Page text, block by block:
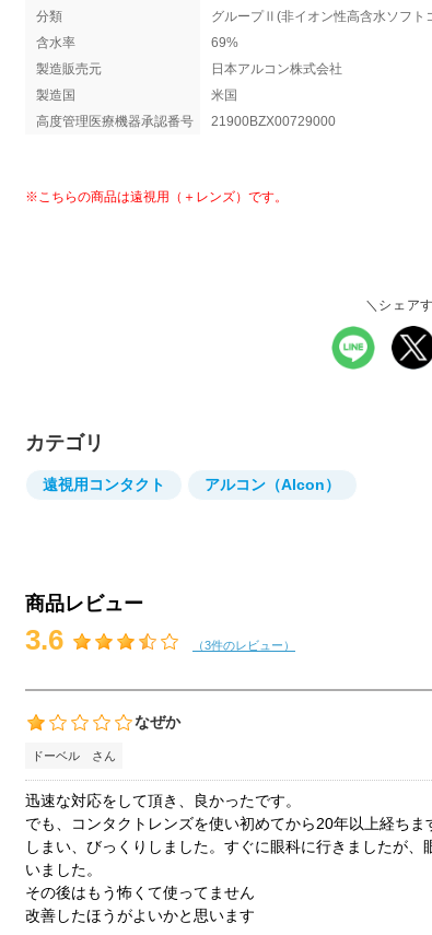
分類
グループⅡ(非イオン性高含水ソフト
含水率
69%
製造販売元
日本アルコン株式会社
製造国
米国
高度管理医療機器承認番号
21900BZX00729000
※こちらの商品は遠視用（＋レンズ）です。
＼シェア
カテゴリ
遠視用コンタクト アルコン（Alcon）
商品レビュー
3.6 （3件のレビュー）
なぜか
ドーベル さん
迅速な対応をして頂き、良かったです。
でも、コンタクトレンズを使い初めてから20年以上経ち
しまい、びっくりしました。すぐに眼科に行きましたが
いました。
その後はもう怖くて使ってません
改善したほうがよいかと思います